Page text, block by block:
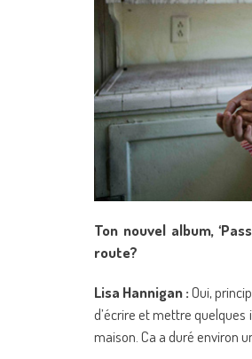
Ton nouvel album,
route?
Lisa Hannigan :Oui,
d’écrire et mettre
maison. Ca a duré environ